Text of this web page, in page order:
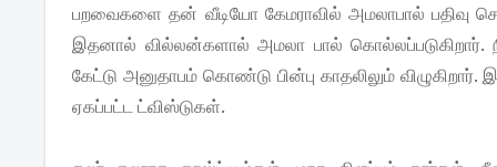
பறவைகளை தன் வீடியோ கேமராவில் அமலாபால் பதிவு
இதனால் வில்லன்களால் அமலா பால்
கேட்டு அனுதாபம் கொண்டு பின்பு காதலிலும்
ஏகப்பட்ட ட்விஸ்டுகள்.